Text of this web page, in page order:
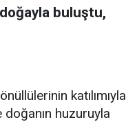
buluştu,
katılımıyla
huzuruyla